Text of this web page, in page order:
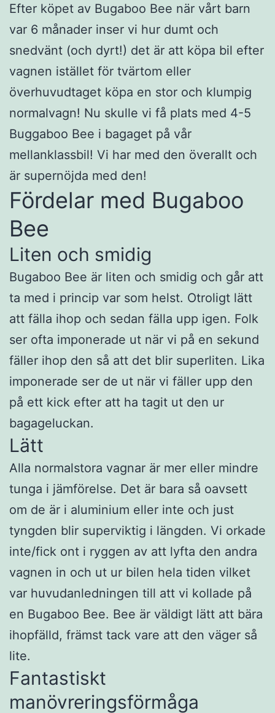
Efter köpet av Bugaboo Bee när vårt barn
var 6 månader inser vi hur dumt och
snedvänt (och dyrt!) det är att köpa bil efter
vagnen istället för tvärtom eller
överhuvudtaget köpa en stor och klumpig
normalvagn! Nu skulle vi få plats med 4-5
Buggaboo Bee i bagaget på vår
mellanklassbil! Vi har med den överallt och
är supernöjda med den!
Fördelar med Bugaboo
Bee
Liten och smidig
Bugaboo Bee är liten och smidig och går att
ta med i princip var som helst. Otroligt lätt
att fälla ihop och sedan fälla upp igen. Folk
ser ofta imponerade ut när vi på en sekund
fäller ihop den så att det blir superliten. Lika
imponerade ser de ut när vi fäller upp den
på ett kick efter att ha tagit ut den ur
bagageluckan.
Lätt
Alla normalstora vagnar är mer eller mindre
tunga i jämförelse. Det är bara så oavsett
om de är i aluminium eller inte och just
tyngden blir superviktig i längden. Vi orkade
inte/fick ont i ryggen av att lyfta den andra
vagnen in och ut ur bilen hela tiden vilket
var huvudanledningen till att vi kollade på
en Bugaboo Bee. Bee är väldigt lätt att bära
ihopfälld, främst tack vare att den väger så
lite.
Fantastiskt
manövreringsförmåga